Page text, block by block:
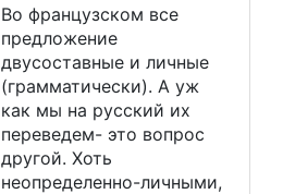
Во французском все
предложение
двусоставные и личные
(грамматически). А уж
как мы на русский их
переведем- это вопрос
другой. Хоть
неопределенно-личными,